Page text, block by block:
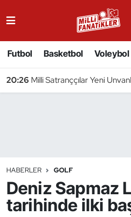
Futbol Basketbol Voleybol
20:26 Milli Satranççılar Yeni Unvanlarla
HABERLER GOLF
Deniz Sapmaz
tarihinde ilki
Badminton
Binicilik
Bisiklet